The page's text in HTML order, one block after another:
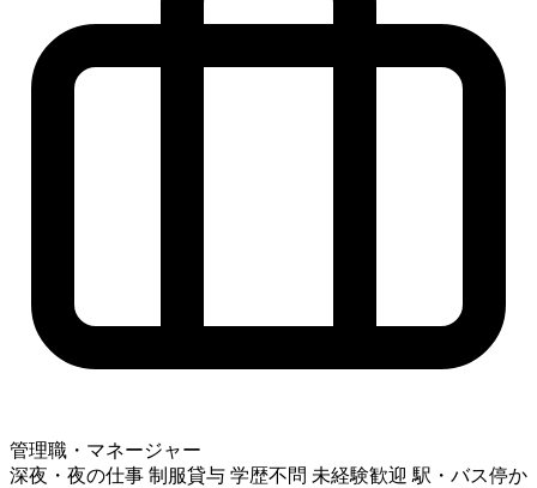
管理職・マネージャー
深夜・夜の仕事 制服貸与 学歴不問 未経験歓迎 駅・バス停か